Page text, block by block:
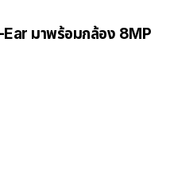
มาพร้อมกล้อง 8MP